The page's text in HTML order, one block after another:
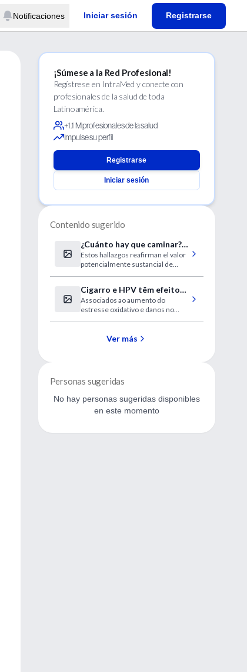
Notificaciones Iniciar sesión Registrarse
¡Súmese a la Red Profesional!
Regístrese en IntraMed y conecte con
profesionales de la salud de toda
Latinoamérica.
+1.1 M profesionales de la salud
Impulse su perfil
Registrarse
Iniciar sesión
Contenido sugerido
¿Cuánto hay que caminar?
Nuevas definiciones
Estos hallazgos reafirman el valor
potencialmente sustancial de
adicional.
Cigarro e HPV têm efeito
sinérgico nas células,
potencializando o risco de
câncer de cabeça e pescoço
Associados ao aumento do
estresse oxidativo e danos no
Ver más
Personas sugeridas
No hay personas sugeridas disponibles
en este momento